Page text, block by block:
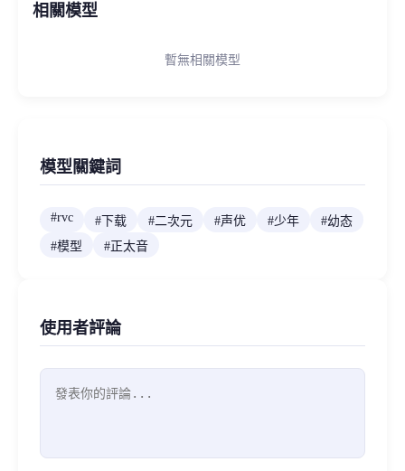
相關模型
暫無相關模型
模型關鍵詞
#rvc # 下载 #二次元 #声优 #少年 #幼态
#模型 #正太音
使用者評論